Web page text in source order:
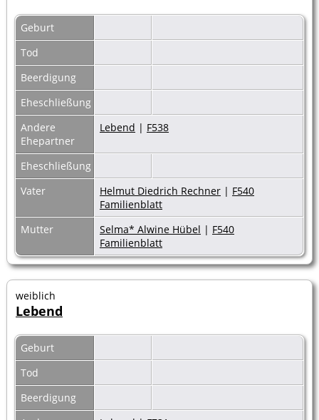
Geburt
Tod
Beerdigung
Eheschließung
Andere
Ehepartner
Lebend | F538
Eheschließung
Vater
Helmut Diedrich Rechner | F540
Familienblatt
Mutter
Selma* Alwine Hübel | F540
Familienblatt
weiblich
Lebend
Geburt
Tod
Beerdigung